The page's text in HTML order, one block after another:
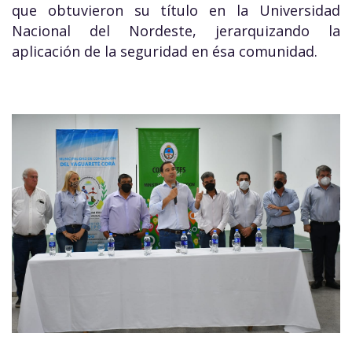
que obtuvieron su título en la Universidad
Nacional del Nordeste, jerarquizando la
aplicación de la seguridad en ésa comunidad.